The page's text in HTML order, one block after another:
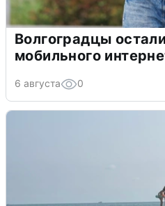
Волгоградцы
мобильного
6 августа 0